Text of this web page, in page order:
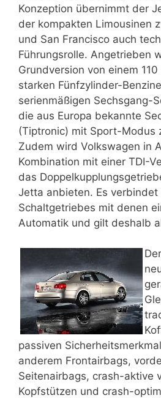
Konzeption übernimmt der
der kompakten Limousinen
und San Francisco auch
Führungsrolle. Angetrieben
Grundversion von einem 110
starken Fünfzylinder-
serienmäßigen Sechsgang-
die aus Europa bekannte
(Tiptronic) mit Sport-Modus
Zudem wird Volkswagen in
Kombination mit einer TDI-
das
Jetta anbieten. Es verbindet
Schaltgetriebes mit denen
Automatik und gilt deshalb
passiven
anderem Frontairbags,
Seitenairbags, crash-aktive
Kopfstützen und crash-